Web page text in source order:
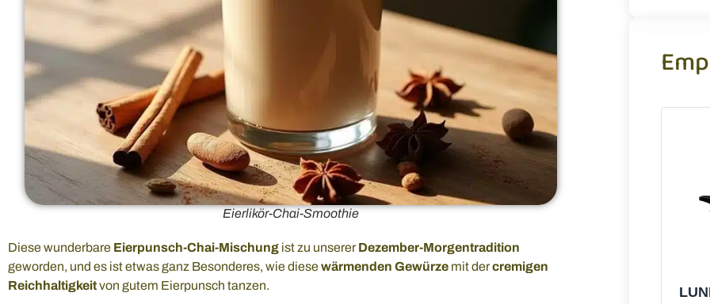
Eierlikör-Chai-Smoothie
Diese wunderbare Eierpunsch-Chai-Mischung ist zu unsererDezember-Morgentradition
geworden, und es ist etwas ganz Besonderes, wie diesewärmenden Gewürze mit dercremigen
Reichhaltigkeitvon gutem Eierpunsch tanzen.